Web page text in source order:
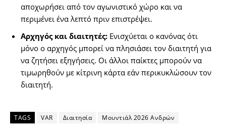
αποχωρήσει από τον αγωνιστικό χώρο και να
περιμένει ένα λεπτό πριν επιστρέψει.
Αρχηγός και διαιτητές: Ενισχύεται ο κανόνας ότι
μόνο ο αρχηγός μπορεί να πλησιάσει τον διαιτητή για
να ζητήσει εξηγήσεις. Οι άλλοι παίκτες μπορούν να
τιμωρηθούν με κίτρινη κάρτα εάν περικυκλώσουν τον
διαιτητή.
TAGS VAR Διαιτησία Μουντιάλ 2026 Ανδρών